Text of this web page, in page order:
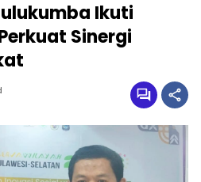
Ikuti
Sinergi